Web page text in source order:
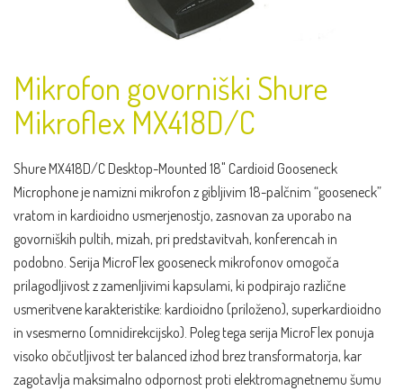
Mikrofon govorniški Shure
Mikroflex MX418D/C
Shure MX418D/C Desktop-Mounted 18" Cardioid Gooseneck
Microphone je namizni mikrofon z gibljivim 18-palčnim “gooseneck”
vratom in kardioidno usmerjenostjo, zasnovan za uporabo na
govorniških pultih, mizah, pri predstavitvah, konferencah in
podobno. Serija MicroFlex gooseneck mikrofonov omogoča
prilagodljivost z zamenljivimi kapsulami, ki podpirajo različne
usmeritvene karakteristike: kardioidno (priloženo), superkardioidno
in vsesmerno (omnidirekcijsko). Poleg tega serija MicroFlex ponuja
visoko občutljivost ter balanced izhod brez transformatorja, kar
zagotavlja maksimalno odpornost proti elektromagnetnemu šumu